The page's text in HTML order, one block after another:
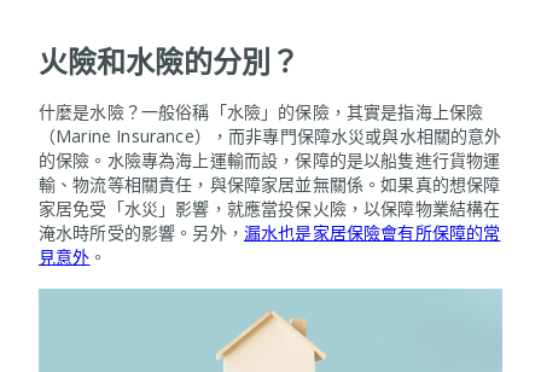
火險和水險的分別？
什麼是水險？一般俗稱「水險」的保險，其實是指海上保險
（Marine Insurance），而非專門保障水災或與水相關的意外
的保險。水險專為海上運輸而設，保障的是以船隻進行貨物運
輸、物流等相關責任，與保障家居並無關係。如果真的想保障
家居免受「水災」影響，就應當投保火險，以保障物業結構在
淹水時所受的影響。另外， 漏水也是家居保險會有所保障的常
見意外 。